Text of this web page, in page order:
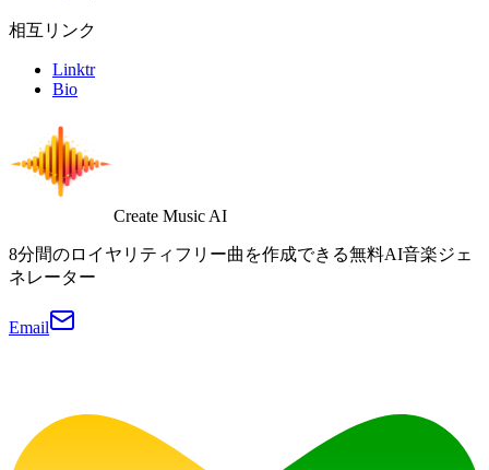
相互リンク
Linktr
Bio
Create Music AI
8分間のロイヤリティフリー曲を作成できる無料AI音楽ジェ
ネレーター
Email